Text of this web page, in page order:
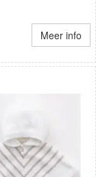
Meer info